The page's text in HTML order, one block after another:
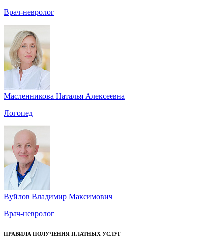
Врач-невролог
Масленникова Наталья Алексеевна
Логопед
Вуйлов Владимир Максимович
Врач-невролог
ПРАВИЛА ПОЛУЧЕНИЯ ПЛАТНЫХ УСЛУГ